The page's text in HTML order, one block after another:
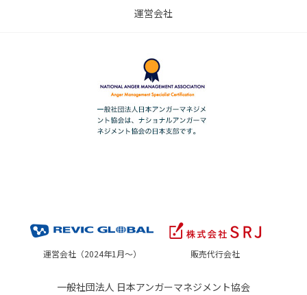
運営会社
運営会社（2024年1月～） 販売代行会社
一般社団法人 日本アンガーマネジメント協会